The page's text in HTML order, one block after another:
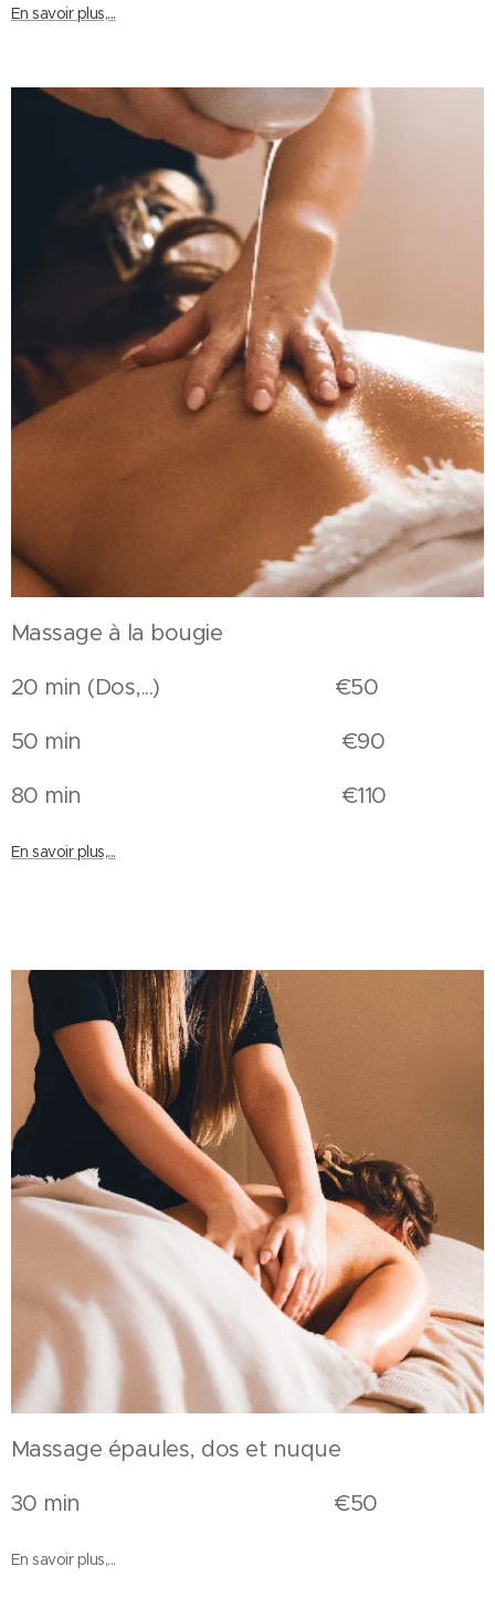
En savoir plus,...
Massage à la bougie
20 min (Dos,...) €50
50 min €90
80 min €110
En savoir plus,...
Massage épaules, dos et nuque
30 min €50
En savoir plus,...